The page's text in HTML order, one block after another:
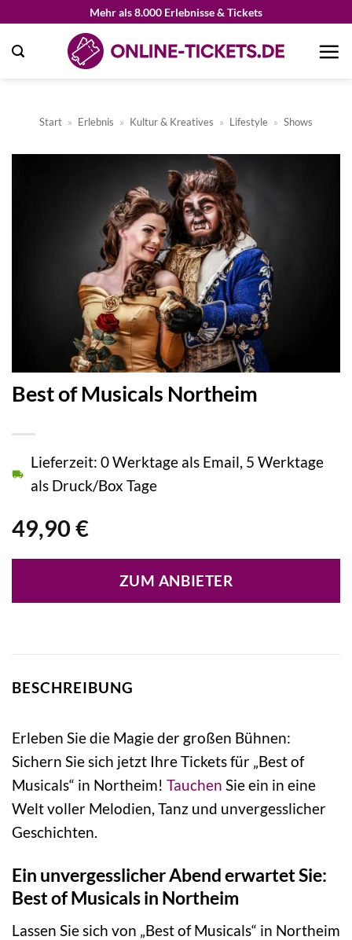
springen
Mehr als 8.000 Erlebnisse & Tickets
Start » Erlebnis » Kultur & Kreatives » Lifestyle » Shows
Best of Musicals Northeim
49,90 €
Lieferzeit: 0 Werktage als Email, 5 Werktage
als Druck/Box Tage
ZUM ANBIETER
BESCHREIBUNG
Erleben Sie die Magie der großen Bühnen:
Sichern Sie sich jetzt Ihre Tickets für „Best of
Musicals“ in Northeim! Tauchen Sie ein in eine
Welt voller Melodien, Tanz und unvergesslicher
Geschichten.
Ein unvergesslicher Abend erwartet Sie:
Best of Musicals in Northeim
Lassen Sie sich von „Best of Musicals“ in Northeim